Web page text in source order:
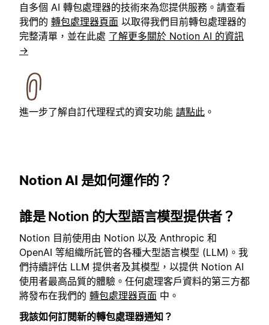
自多個 AI 轉包處理器的技術來為您提供服務。請查看
我們的 轉包處理器頁面 以取得我們目前轉包處理器的
完整清單，並在此處 了解更多關於 Notion AI 的資訊
→
進一步了解自訂代理程式的資安功能 請點此 。
Notion AI 是如何運作的？
誰是 Notion 的大型語言模型提供者？
Notion 目前使用由 Notion 以及 Anthropic 和
OpenAI 等組織所託管的各種大型語言模型 (LLM)。我
們持續評估 LLM 提供者及其模型，以提供 Notion AI
使用者最高品質的體驗。任何處理客戶資料的第三方都
將發布在我們的 轉包處理器頁面 中。
我該如何訂閱新的轉包處理器通知？